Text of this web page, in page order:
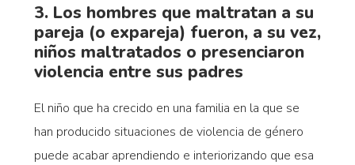
3. Los hombres que maltratan a su
pareja (o expareja) fueron, a su vez,
niños maltratados o presenciaron
violencia entre sus padres
El niño que ha crecido en una familia en la que se
han producido situaciones de violencia de género
puede acabar aprendiendo e interiorizando que esa